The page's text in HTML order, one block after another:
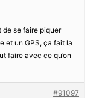
de se faire piquer
et un GPS, ça fait la
faire avec ce qu’on
#91097